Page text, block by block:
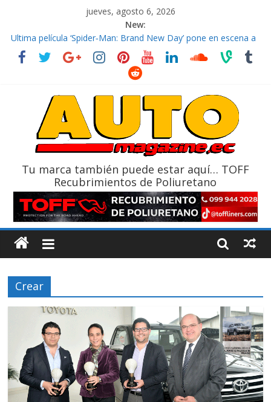
jueves, agosto 6, 2026
New:
El costo de tener un vehículo gana protagonismo a la hora de
decidir
Ultima película ‘Spider‑Man: Brand New Day’ pone en escena a
La Vuelta al Ecuador 2026, edición 47ª, recorre 7 provincias en 8
La FEDAK recibe 12 Sinotruk Bolden para cubrir las rutas de La
Tu marca también puede estar aquí… TOFF
Recubrimientos de Poliuretano
Crear